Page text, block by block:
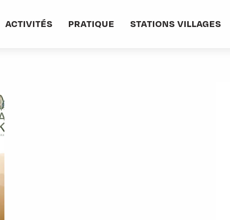
ACTIVITÉS PRATIQUE STATIONS VILLAGES